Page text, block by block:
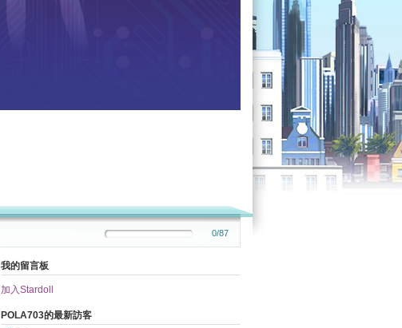
0/87
我的留言板
加入Stardoll
POLA703的最新訪客